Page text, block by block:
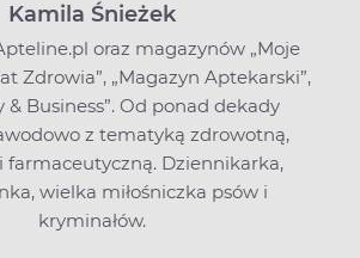
Kamila Śnieżek
oraz magazynów „Moje
Zdrowia”, „Magazyn Aptekarski”,
& Business”. Od ponad dekady
z tematyką zdrowotną,
farmaceutyczną. Dziennikarka,
wielka miłośniczka psów i
kryminałów.